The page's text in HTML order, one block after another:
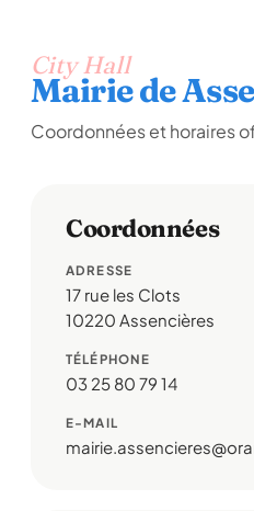
City Hall
Mairie de
Coordonnées et horaires
Coordonnées
ADRESSE
17 rue les Clots
10220 Assencières
TÉLÉPHONE
03 25 80 79 14
E-MAIL